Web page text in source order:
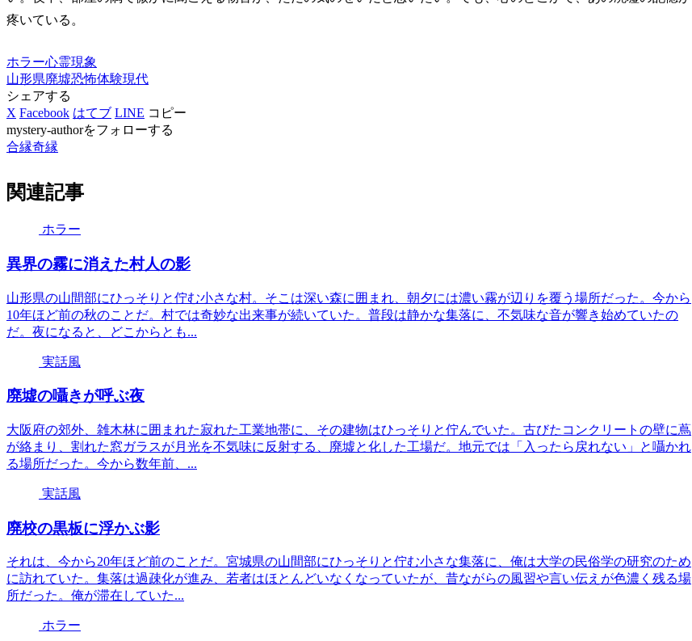
疼いている。
ホラー心霊現象
山形県廃墟恐怖体験現代
シェアする
X Facebook はてブ LINE コピー
mystery-authorをフォローする
合縁奇縁
関連記事
ホラー
異界の霧に消えた村人の影
山形県の山間部にひっそりと佇む小さな村。そこは深い森に囲まれ、朝夕には濃い霧が辺りを覆う場所だった。今から
10年ほど前の秋のことだ。村では奇妙な出来事が続いていた。普段は静かな集落に、不気味な音が響き始めていたの
だ。夜になると、どこからとも...
実話風
廃墟の囁きが呼ぶ夜
大阪府の郊外、雑木林に囲まれた寂れた工業地帯に、その建物はひっそりと佇んでいた。古びたコンクリートの壁に蔦
が絡まり、割れた窓ガラスが月光を不気味に反射する、廃墟と化した工場だ。地元では「入ったら戻れない」と囁かれ
る場所だった。今から数年前、...
実話風
廃校の黒板に浮かぶ影
それは、今から20年ほど前のことだ。宮城県の山間部にひっそりと佇む小さな集落に、俺は大学の民俗学の研究のため
に訪れていた。集落は過疎化が進み、若者はほとんどいなくなっていたが、昔ながらの風習や言い伝えが色濃く残る場
所だった。俺が滞在していた...
ホラー